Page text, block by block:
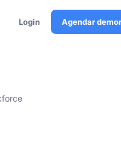
Login Agendar